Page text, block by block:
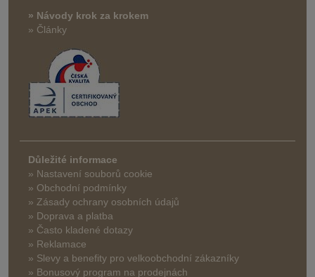
» Návody krok za krokem
» Články
Důležité informace
» Nastavení souborů cookie
» Obchodní podmínky
» Zásady ochrany osobních údajů
» Doprava a platba
» Často kladené dotazy
» Reklamace
» Slevy a benefity pro velkoobchodní zákazníky
» Bonusový program na prodejnách